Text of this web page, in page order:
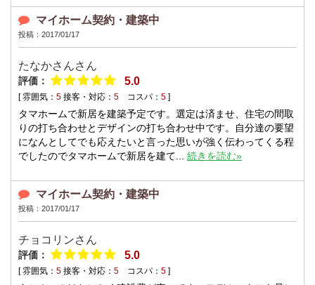
マイホーム契約・建築中
投稿：2017/01/17
たなかさんさん
評価： 5.0
[ 雰囲気： 5 接客・対応： 5 コスパ： 5 ]
タマホームで新居を建築予定です。選定は済ませ、住宅の間取
りの打ち合わせとデザインの打ち合わせ中です。自分達の要望
になんとしてでも応えたいと言った思いが強く伝わってくる程
でしたのでタマホームで新居を建て... 続きを読む»
マイホーム契約・建築中
投稿：2017/01/17
チョコリンさん
評価： 5.0
[ 雰囲気： 5 接客・対応： 5 コスパ： 5 ]